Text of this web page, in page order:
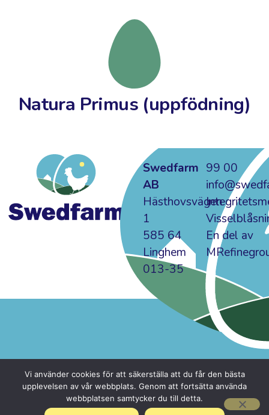
Natura Primus (uppfödning)
Swedfarm
AB
Hästhovsvägen
1
585 64
Linghem
013-35
99 00
En del av
Vi använder cookies för att säkerställa att du får den bästa
upplevelsen av vår webbplats. Genom att fortsätta använda
webbplatsen samtycker du till detta.